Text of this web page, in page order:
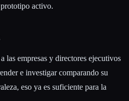
activo.
las empresas y directores ejecutivos
e investigar comparando su
eso ya es suficiente para la